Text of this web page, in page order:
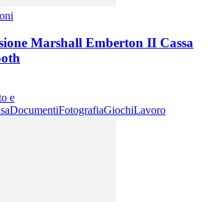
Marshall Emberton II Cassa
e
DocumentiFotografiaGiochiLavoro